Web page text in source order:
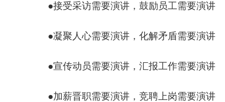
●接受采访需要演讲，鼓励员工需要演讲
●凝聚人心需要演讲，化解矛盾需要
●宣传动员需要演讲，汇报工作需要演讲
●加薪晋职需要演讲，竞聘上岗需要